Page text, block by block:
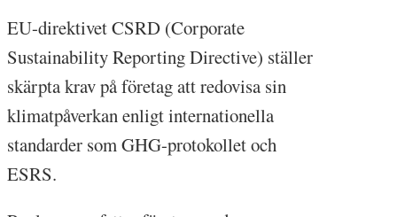
EU-direktivet CSRD (Corporate
Sustainability Reporting Directive) ställer
skärpta krav på företag att redovisa sin
klimatpåverkan enligt internationella
standarder som GHG-protokollet och
ESRS.